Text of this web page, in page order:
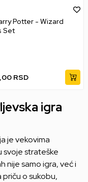
Potter - Wizard
Set
RSD
igra
je vekovima
svoje strateške
nije samo igra, već i
o sukobu,